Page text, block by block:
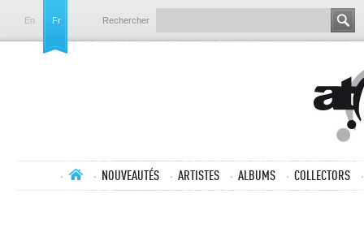
En Fr Rechercher
NOUVEAUTÉS ARTISTES ALBUMS COLLECTORS